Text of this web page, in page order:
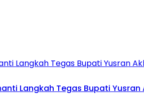
Langkah Tegas Bupati Yusran